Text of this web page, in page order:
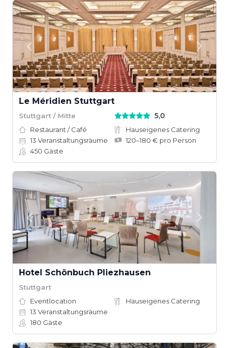
Le Méridien Stuttgart
Stuttgart / Mitte 5,0
Restaurant / Café
Hauseigenes Catering
13 Veranstaltungsräume
120–180 € pro Person
450 Gäste
Hotel Schönbuch Pliezhausen
Stuttgart
Eventlocation
Hauseigenes Catering
13 Veranstaltungsräume
180 Gäste